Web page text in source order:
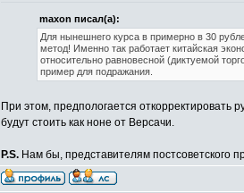
maxon писал(а):
Для нынешнего курса в примерно в 30
метод! Именно так работает китайская
относительно равновесной (диктуемой
пример для подражания.
При этом, предпологается откорректировать
будут стоить как ноне от Версачи.
P.S. Нам бы, представителям постсоветского